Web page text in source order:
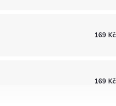
169 Kč
169 Kč